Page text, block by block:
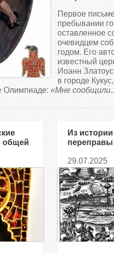
истории.
Первое
пребывании
оставленное
очевидцем
годом. Его
известный
Иоанн
в городе
Олимпиаде: «Мне
общей
Из
переправы
29.07.2025